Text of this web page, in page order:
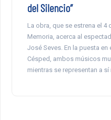
del Silencio”
La obra, que se estrena el 4
Memoria, acerca al
José Seves. En la puesta
Césped, ambos músicos
mientras se representan a